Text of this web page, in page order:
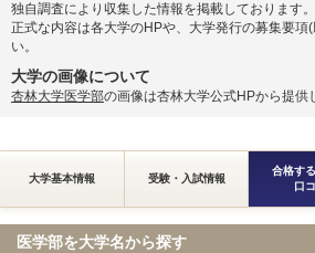
独自調査により収集した情報を掲載しております。
正式な内容は各大学のHPや、大学発行の募集要項
い。
大学の画像について
杏林大学医学部の画像は杏林大学公式HPから提供
大学基本情報 受験・入試情報
合格す
口
医学部を大学名から探す